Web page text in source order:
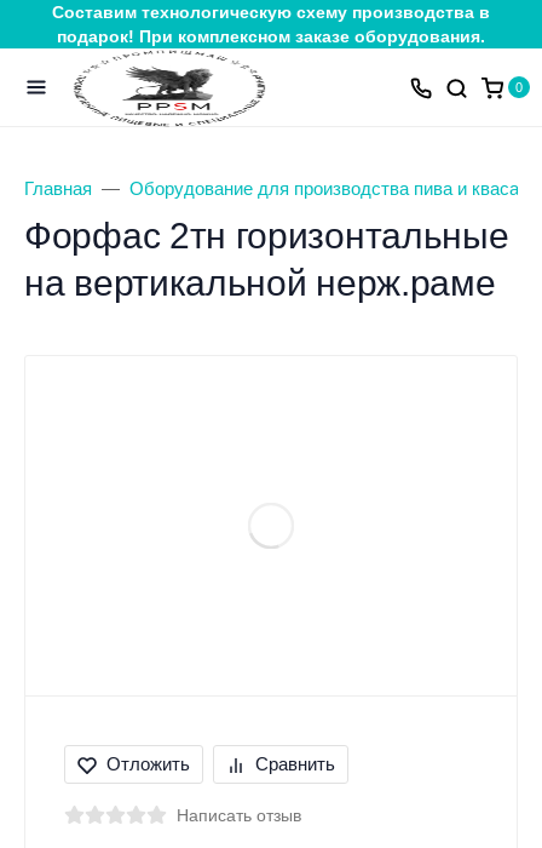
Составим технологическую схему производства в
подарок! При комплексном заказе оборудования.
0
Главная Оборудование для производства пива и кваса
Форфас 2тн горизонтальные
на вертикальной нерж.раме
Отложить Сравнить
Написать отзыв